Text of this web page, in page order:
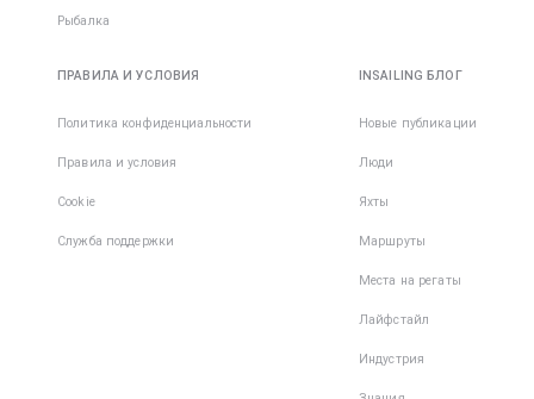
Рыбалка
ПРАВИЛА И УСЛОВИЯ
Политика конфиденциальности
Правила и условия
Cookie
Служба поддержки
INSAILING БЛОГ
Новые публикации
Люди
Яхты
Маршруты
Места на регаты
Лайфстайл
Индустрия